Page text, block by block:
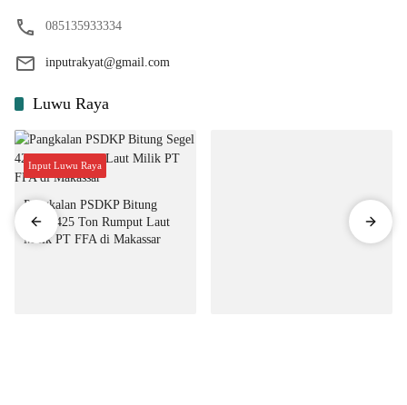
085135933334
inputrakyat@gmail.com
Luwu Raya
Input Luwu Raya
Pangkalan PSDKP Bitung
Segel 425 Ton Rumput Laut
Milik PT FFA di Makassar